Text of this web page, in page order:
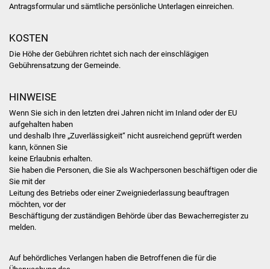
Stadtbücherei
Antragsformular und sämtliche persönliche Unterlagen einreichen.
KOSTEN
Die Höhe der Gebühren richtet sich nach der einschlägigen
Gebührensatzung der Gemeinde.
HINWEISE
Wenn Sie sich in den letzten drei Jahren nicht im Inland oder der EU
aufgehalten haben
und deshalb Ihre „Zuverlässigkeit“ nicht ausreichend geprüft werden
kann, können Sie
keine Erlaubnis erhalten.
Sie haben die Personen, die Sie als Wachpersonen beschäftigen oder die
Sie mit der
Leitung des Betriebs oder einer Zweigniederlassung beauftragen
möchten, vor der
Beschäftigung der zuständigen Behörde über das Bewacherregister zu
melden.
Auf behördliches Verlangen haben die Betroffenen die für die